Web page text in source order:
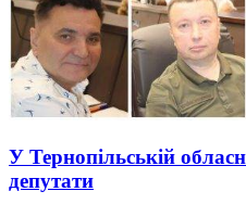
У Тернопільській
депутати